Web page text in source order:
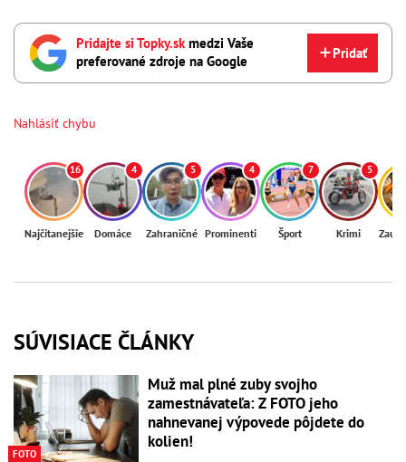
Pridajte si Topky.skmedzi Vaše
preferované zdroje na Google
Pridať
Nahlásiť chybu
16
Najčítanejšie
4
Domáce
5
Zahraničné
4
Prominenti
7
Šport
5
Krimi
SÚVISIACE ČLÁNKY
FOTO
Muž mal plné zuby svojho
zamestnávateľa: Z FOTO jeho
nahnevanej výpovede pôjdete do
kolien!